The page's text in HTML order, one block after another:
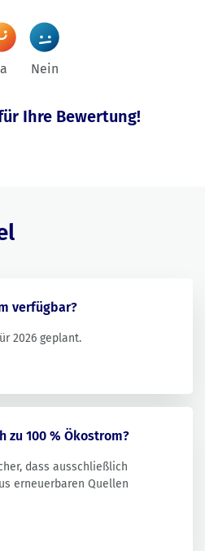
Nein
Ihre Bewertung!
verfügbar?
2026 geplant.
100 % Ökostrom?
dass ausschließlich
erneuerbaren Quellen